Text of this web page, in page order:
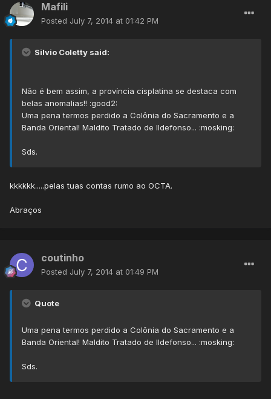
Mafili
Posted July 7, 2014 at 01:42 PM
Silvio Coletty said:
Não é bem assim, a província cisplatina se destaca com
belas anomalias!! :good2:
Uma pena termos perdido a Colônia do Sacramento e a
Banda Oriental! Maldito Tratado de Ildefonso... :mosking:
Sds.
kkkkkk.....pelas tuas contas rumo ao OCTA.
Abraços
coutinho
Posted July 7, 2014 at 01:49 PM
Quote
Uma pena termos perdido a Colônia do Sacramento e a
Banda Oriental! Maldito Tratado de Ildefonso... :mosking:
Sds.